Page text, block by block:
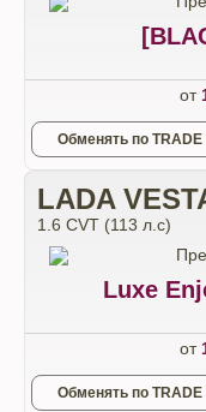
от
Обменять по TRADE
LADA
1.6 CVT (113 л.с)
Luxe
от
Обменять по TRADE